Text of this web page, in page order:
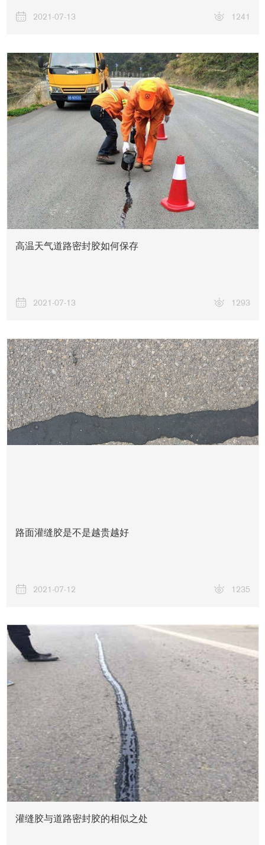
2021-07-13 1241
高温天气道路密封胶如何保存
2021-07-13 1293
路面灌缝胶是不是越贵越好
2021-07-12 1235
灌缝胶与道路密封胶的相似之处